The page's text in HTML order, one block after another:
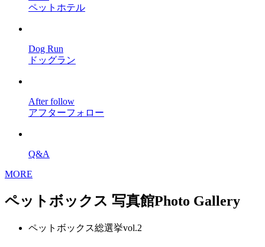
ペットホテル
Dog Run
ドッグラン
After follow
アフターフォロー
Q&A
MORE
ペットボックス 写真館Photo Gallery
ペットボックス総選挙vol.2